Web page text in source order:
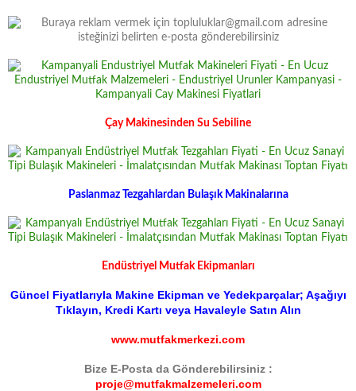
Çay Makinesinden Su Sebiline
Paslanmaz Tezgahlardan Bulaşık Makinalarına
Endüstriyel Mutfak Ekipmanları
Güncel Fiyatlarıyla Makine Ekipman ve Yedekparçalar; Aşağıyı
Tıklayın, Kredi Kartı veya Havaleyle Satın Alın
www.mutfakmerkezi.com
Bize E-Posta da Gönderebilirsiniz :
proje@mutfakmalzemeleri.com